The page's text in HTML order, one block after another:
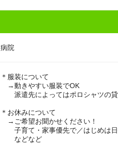
病院
＊服装について
→動きやすい服装でOK
派遣先によってはポロシャツの貸
＊お休みについて
→ご希望お聞かせください！
子育て・家事優先で／はじめは日
などなど